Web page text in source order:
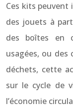
Ces kits
des jouets à
des boîtes en
usagées, ou des
déchets, cette
sur le cycle de
l’économie